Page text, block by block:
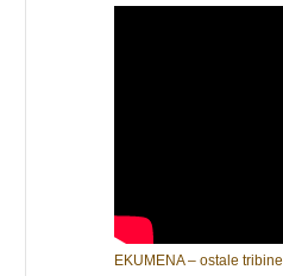
EKUMENA – ostale tribine